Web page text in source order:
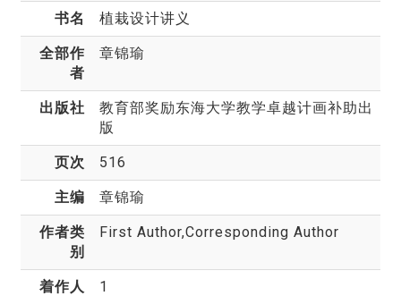
书名 植栽设计讲义
全部作
者
章锦瑜
出版社
教育部奖励东海大学教学卓越计画补助出
版
页次 516
主编 章锦瑜
作者类
别
First Author,Corresponding Author
着作人
1